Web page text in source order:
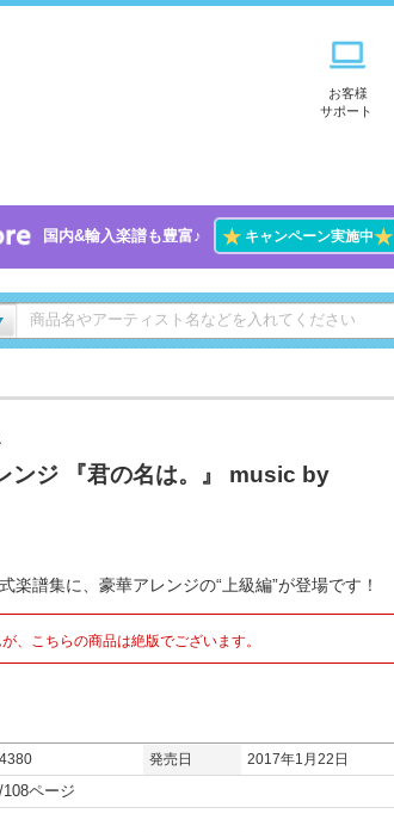
お客様
サポート
国内&輸入楽譜も豊富♪ ★キャンペーン実施中★
ンジ 『君の名は。』 music by
楽譜集に、豪華アレンジの“上級編”が登場です！
、こちらの商品は絶版でございます。
発売日
2017年1月22日
ページ